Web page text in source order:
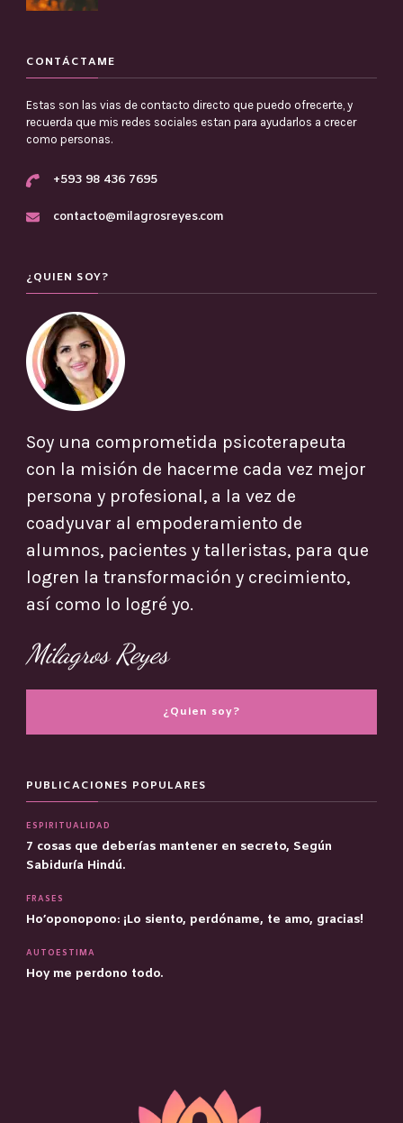
CONTÁCTAME
Estas son las vias de contacto directo que puedo ofrecerte, y
recuerda que mis redes sociales estan para ayudarlos a crecer
como personas.
+593 98 436 7695
contacto@milagrosreyes.com
¿QUIEN SOY?
Soy una comprometida psicoterapeuta
con la misión de hacerme cada vez mejor
persona y profesional, a la vez de
coadyuvar al empoderamiento de
alumnos, pacientes y talleristas, para que
logren la transformación y crecimiento,
así como lo logré yo.
Milagros Reyes
¿Quien soy?
PUBLICACIONES POPULARES
ESPIRITUALIDAD
7 cosas que deberías mantener en secreto, Según
Sabiduría Hindú.
FRASES
Ho’oponopono: ¡Lo siento, perdóname, te amo, gracias!
AUTOESTIMA
Hoy me perdono todo.